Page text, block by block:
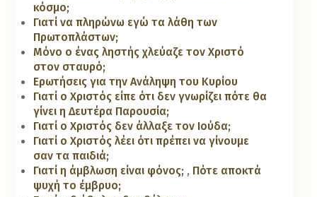
κόσμο;
Γιατί να πληρώνω εγώ τα λάθη των
Πρωτοπλάστων;
Μόνο ο ένας ληστής χλεύαζε τον Χριστό
στον σταυρό;
Ερωτήσεις για την Ανάληψη του Κυρίου
Γιατί ο Χριστός είπε ότι δεν γνωρίζει πότε θα
γίνει η Δευτέρα Παρουσία;
Γιατί ο Χριστός δεν άλλαξε τον Ιούδα;
Γιατί ο Χριστός λέει ότι πρέπει να γίνουμε
σαν τα παιδιά;
Γιατί η άμβλωση είναι φόνος; , Πότε αποκτά
ψυχή το έμβρυο;